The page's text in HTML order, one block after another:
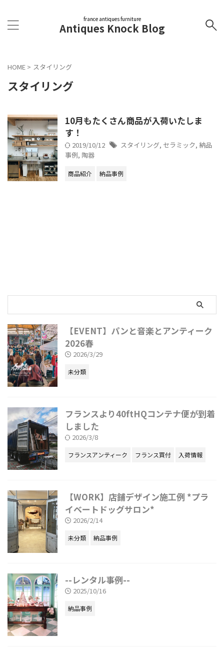
france antiques furniture
Antiques Knock Blog
HOME > スタイリング
スタイリング
10月もたくさん商品が入荷いたしま
す！
2019/10/12 スタイリング, セラミック, 納品
事例, 陶器
商品紹介 納品事例
【EVENT】パンと音楽とアンティーク
2026春
2026/3/29
未分類
フランスより40ftHQコンテナ便が到着
しました
2026/3/8
フランスアンティーク フランス買付 入荷情報
【WORK】店舗デザイン施工例 *プラ
イベートドッグサロン*
2026/2/14
未分類 納品事例
--レンタル事例--
2025/10/16
納品事例